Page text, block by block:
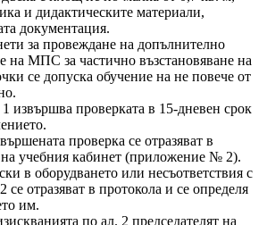
и дидактическите материали,
документация.
за провеждане на допълнително
на МПС за частично възстановяване на
се допуска обучение на не повече от
извършва проверката в 15-дневен срок
проверка се отразяват в
на учебния кабинет (приложение № 2).
в оборудването или несъответствия с
се отразяват в протокола и се определя
им.
по ал. 2 председателят на